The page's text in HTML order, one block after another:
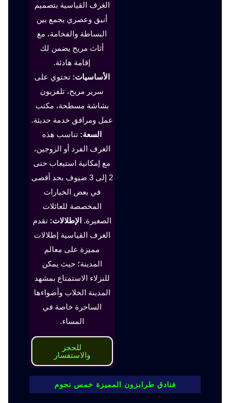
الغرف القياسية بتصميم
أنيق وعصري يجمع بين
البساطة والفخامة، مع
أثاث مريح يضمن لك
إقامة هادئة.
الأساسيات: تحتوي على
سرير مريح، تلفزيون
بشاشة مسطحة، مكتب
عمل ومرافق خدمة حديثة.
السعة: تناسب هذه
الغرف الفرد أو الزوجين،
مع إمكانية استيعاب حتى
2 إلى 3 ضيوف بحد أقصى
في بعض الخيارات
المخصصة للعائلات
الصغيرة. الإطلالات: تقدم
الغرف القياسية إطلالات
مميزة على معالم
المدينة؛ حيث يمكن
للنزلاء الاستمتاع بمشهد
المدينة الخلاب وأضواءها
الساحرة خاصة في
المساء.
للحجز
والاستفسار
فنادق طرابزون المميزة خمس نجوم